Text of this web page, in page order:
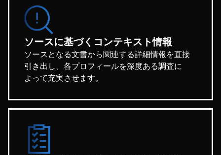
ソースに基づくコンテキスト情報
ソースとなる文書から関連する詳細情報を直接
引き出し、各プロフィールを深度ある調査に
よって充実させます。